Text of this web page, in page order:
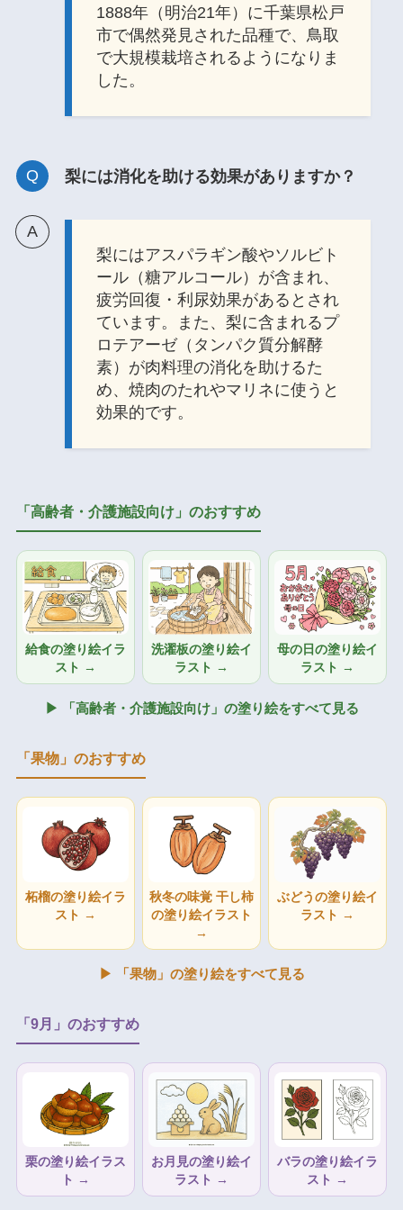
1888年（明治21年）に千葉県松戸
市で偶然発見された品種で、鳥取
で大規模栽培されるようになりま
した。
梨には消化を助ける効果がありますか？
梨にはアスパラギン酸やソルビト
ール（糖アルコール）が含まれ、
疲労回復・利尿効果があるとされ
ています。また、梨に含まれるプ
ロテアーゼ（タンパク質分解酵
素）が肉料理の消化を助けるた
め、焼肉のたれやマリネに使うと
効果的です。
「高齢者・介護施設向け」のおすすめ
給食の塗り絵イラ
スト →
洗濯板の塗り絵イ
ラスト →
母の日の塗り絵イ
ラスト →
▶ 「高齢者・介護施設向け」の塗り絵をすべて見る
「果物」のおすすめ
柘榴の塗り絵イラ
スト →
秋冬の味覚 干し柿
の塗り絵イラスト
→
ぶどうの塗り絵イ
ラスト →
▶ 「果物」の塗り絵をすべて見る
「9月」のおすすめ
栗の塗り絵イラス
ト →
お月見の塗り絵イ
ラスト →
バラの塗り絵イラ
スト →